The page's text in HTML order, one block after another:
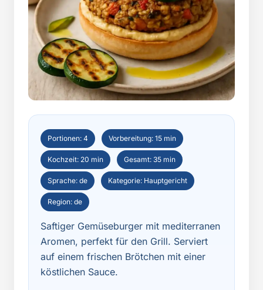
Portionen: 4 Vorbereitung: 15 min
Kochzeit: 20 min Gesamt: 35 min
Sprache: de Kategorie: Hauptgericht
Region: de
Saftiger Gemüseburger mit mediterranen
Aromen, perfekt für den Grill. Serviert
auf einem frischen Brötchen mit einer
köstlichen Sauce.